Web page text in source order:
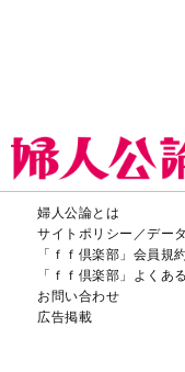
婦人公論とは
サイトポリシー／デー
「ｆｆ倶楽部」会員規
「ｆｆ倶楽部」よくあ
お問い合わせ
広告掲載